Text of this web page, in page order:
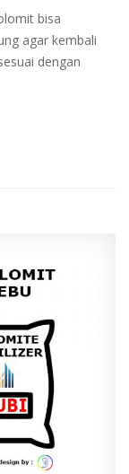
bisa
agar kembali
dengan